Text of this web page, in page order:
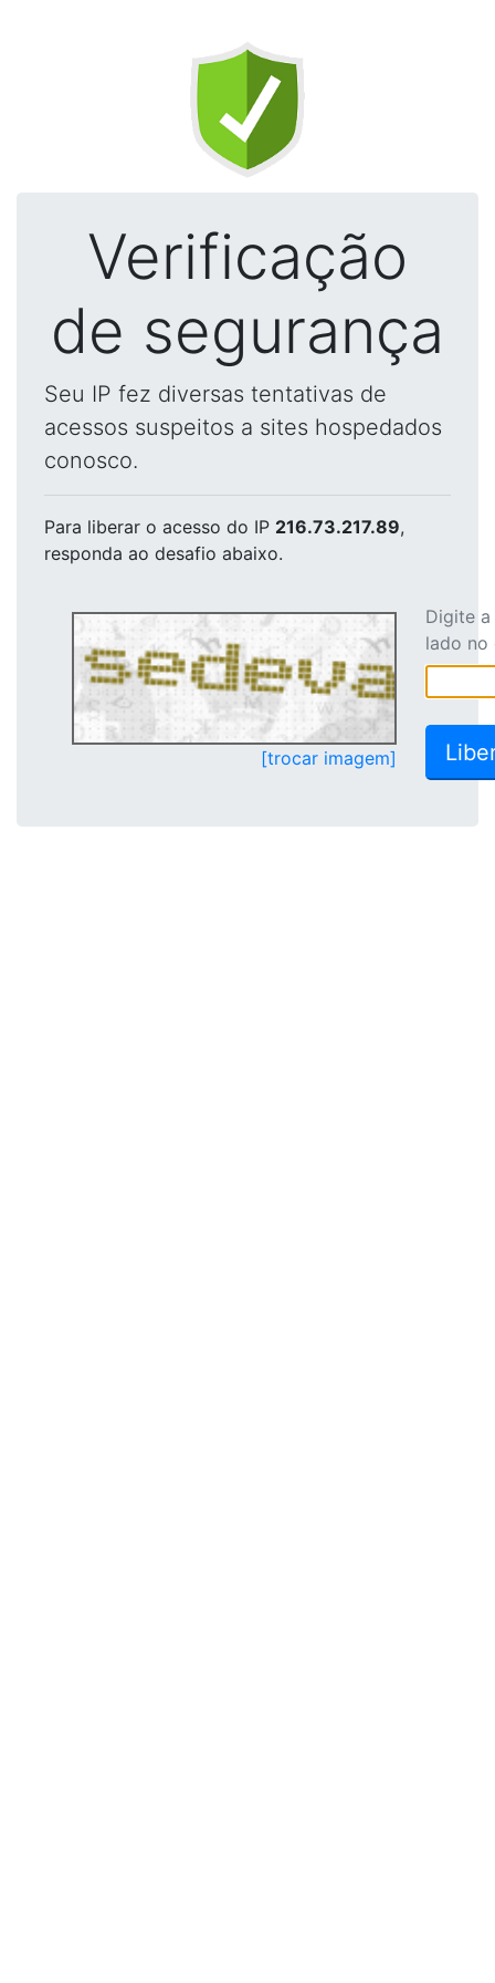
Verificação
de segurança
Seu IP fez diversas tentativas de
acessos suspeitos a sites hospedados
conosco.
Para liberar o acesso do IP 216.73.217.89,
responda ao desafio abaixo.
[trocar imagem]
Digite
lado no